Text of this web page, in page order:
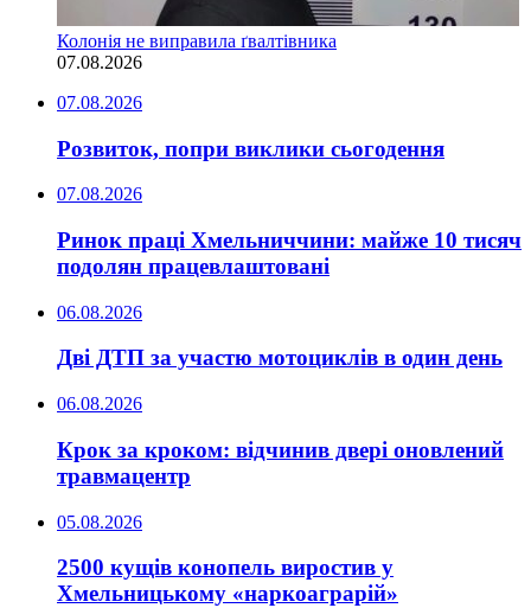
Колонія не виправила ґвалтівника
07.08.2026
07.08.2026
Розвиток, попри виклики сьогодення
07.08.2026
Ринок праці Хмельниччини: майже 10 тисяч
подолян працевлаштовані
06.08.2026
Дві ДТП за участю мотоциклів в один день
06.08.2026
Крок за кроком: відчинив двері оновлений
травмацентр
05.08.2026
2500 кущів конопель виростив у
Хмельницькому «наркоаграрій»